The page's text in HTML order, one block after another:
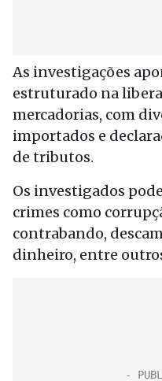
As investigações
estruturado na
mercadorias, com
importados e
de tributos.
Os investigados
crimes como
contrabando,
dinheiro, entre